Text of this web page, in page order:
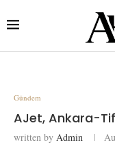
Gündem
AJet, Ankara-
written by Admin